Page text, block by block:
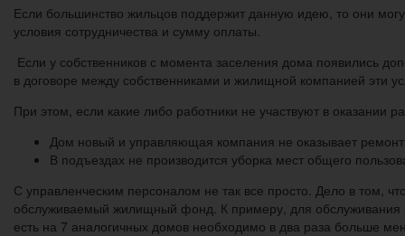
Если большинство жильцов поддержит данную идею, то они
условия сотрудничества и сумму оплаты.
Если у собственников с момента заселения дома появились
в договоре между собственниками и жилищной компанией эти
При этом, если какие либо работники не участвуют в оказании
Дом новый и управляющая компания не оказывает
В подъездах не производится уборка мест общего
С управленческим персоналом не так все просто. Дело в том,
обслуживаемый жилищный фонд. К примеру, для
есть на 7 аналогичных домов необходимо в два раза больше